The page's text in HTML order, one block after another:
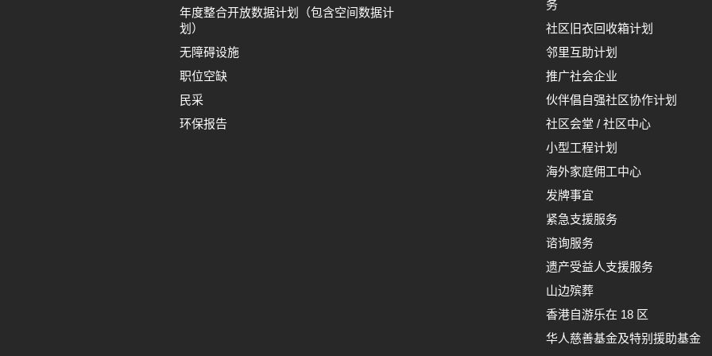
年度整合开放数据计划（包含空间数据计
划）
无障碍设施
职位空缺
民采
环保报告
务
社区旧衣回收箱计划
邻里互助计划
推广社会企业
伙伴倡自强社区协作计划
社区会堂 / 社区中心
小型工程计划
海外家庭佣工中心
发牌事宜
紧急支援服务
谘询服务
遗产受益人支援服务
山边殡葬
香港自游乐在 18 区
华人慈善基金及特别援助基金